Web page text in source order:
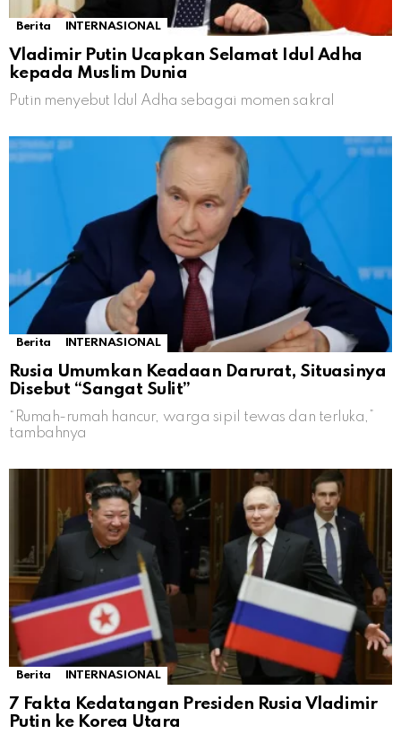
Berita INTERNASIONAL
Vladimir Putin Ucapkan Selamat Idul Adha
kepada Muslim Dunia
Putin menyebut Idul Adha sebagai momen sakral
Berita INTERNASIONAL
Rusia Umumkan Keadaan Darurat, Situasinya
Disebut “Sangat Sulit”
“Rumah-rumah hancur, warga sipil tewas dan terluka,”
tambahnya
Berita INTERNASIONAL
7 Fakta Kedatangan Presiden Rusia Vladimir
Putin ke Korea Utara